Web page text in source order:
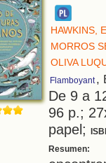
HAWKINS,
MORROS
OLIVA
Flamboyant ,
De 9 a
96 p.;
papel;
Resumen: